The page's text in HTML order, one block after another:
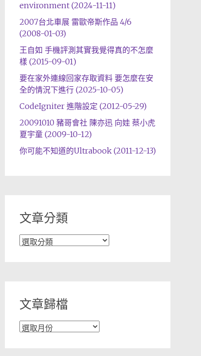
environment (2024-11-11)
2007台北車展 雷歐帝斯作品 4/6
(2008-01-03)
王自如 手機評測其實我覺得真的不怎麼
樣 (2015-09-01)
要在家外連線回家存取資料 要怎麼在安
全的情況下進行 (2025-10-05)
CodeIgniter 進階設定 (2012-05-29)
20091010 豬哥會社 陳亦迅 向娃 蔡小虎
夏宇童 (2009-10-12)
你可能不知道的Ultrabook (2011-12-13)
文章分類
文
文章歸檔
文